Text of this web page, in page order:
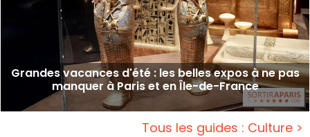
Grandes vacances d'été : les belles expos à ne pas
manquer à Paris et en Île-de-France
Tous les guides : Culture >